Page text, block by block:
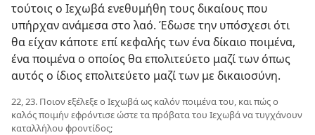
τούτοις ο Ιεχωβά ενεθυμήθη τους δικαίους που
υπήρχαν ανάμεσα στο λαό. Έδωσε την υπόσχεσι ότι
θα είχαν κάποτε επί κεφαλής των ένα δίκαιο ποιμένα,
ένα ποιμένα ο οποίος θα επολιτεύετο μαζί των όπως
αυτός ο ίδιος επολιτεύετο μαζί των με δικαιοσύνη.
22, 23. Ποιον εξέλεξε ο Ιεχωβά ως καλόν ποιμένα του, και πώς ο
καλός ποιμήν εφρόντισε ώστε τα πρόβατα του Ιεχωβά να τυγχάνουν
καταλλήλου φροντίδος;